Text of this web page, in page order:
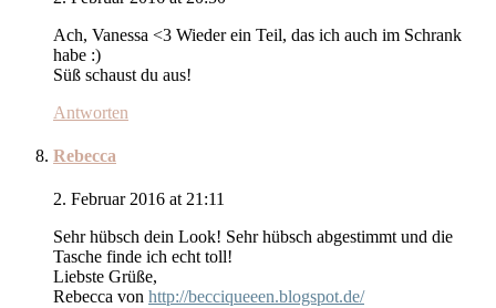
Ach, Vanessa <3 Wieder ein Teil, das ich auch im Schrank
habe :)
Süß schaust du aus!
Antworten
Rebecca
2. Februar 2016 at 21:11
Sehr hübsch dein Look! Sehr hübsch abgestimmt und die
Tasche finde ich echt toll!
Liebste Grüße,
Rebecca von http://becciqueeen.blogspot.de/